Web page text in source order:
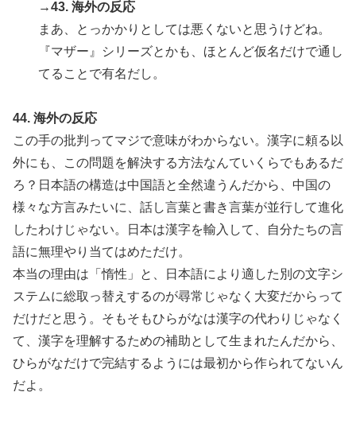
→43. 海外の反応
まあ、とっかかりとしては悪くないと思うけどね。
『マザー』シリーズとかも、ほとんど仮名だけで通し
てることで有名だし。
44. 海外の反応
この手の批判ってマジで意味がわからない。漢字に頼る以
外にも、この問題を解決する方法なんていくらでもあるだ
ろ？日本語の構造は中国語と全然違うんだから、中国の
様々な方言みたいに、話し言葉と書き言葉が並行して進化
したわけじゃない。日本は漢字を輸入して、自分たちの言
語に無理やり当てはめただけ。
本当の理由は「惰性」と、日本語により適した別の文字シ
ステムに総取っ替えするのが尋常じゃなく大変だからって
だけだと思う。そもそもひらがなは漢字の代わりじゃなく
て、漢字を理解するための補助として生まれたんだから、
ひらがなだけで完結するようには最初から作られてないん
だよ。